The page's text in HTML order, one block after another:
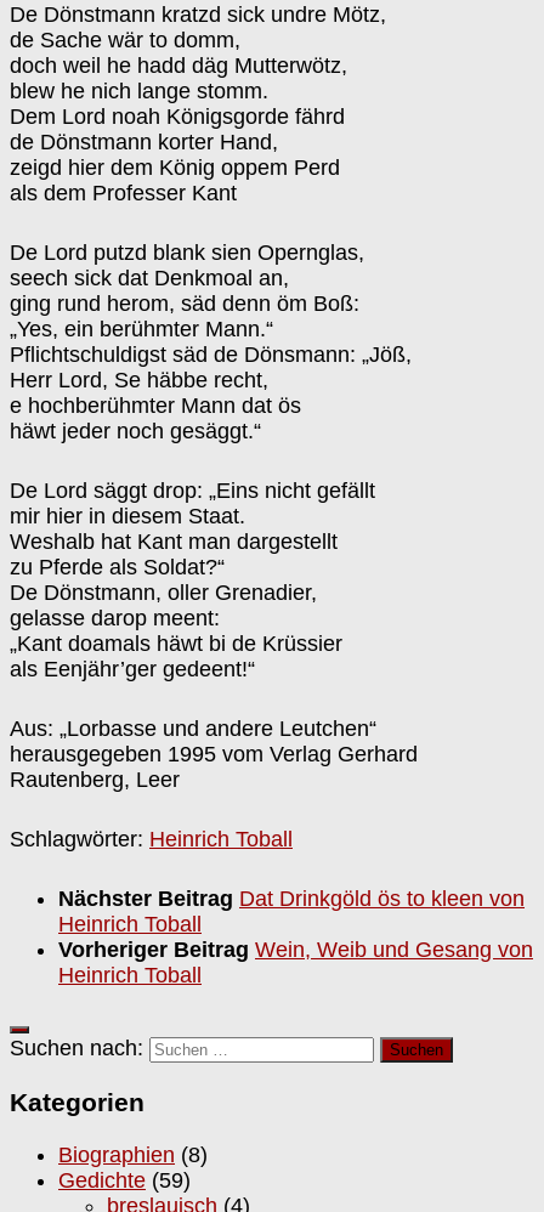
De Dönstmann kratzd sick undre Mötz,
de Sache wär to domm,
doch weil he hadd däg Mutterwötz,
blew he nich lange stomm.
Dem Lord noah Königsgorde fährd
de Dönstmann korter Hand,
zeigd hier dem König oppem Perd
als dem Professer Kant
De Lord putzd blank sien Opernglas,
seech sick dat Denkmoal an,
ging rund herom, säd denn öm Boß:
„Yes, ein berühmter Mann.“
Pflichtschuldigst säd de Dönsmann: „Jöß,
Herr Lord, Se häbbe recht,
e hochberühmter Mann dat ös
häwt jeder noch gesäggt.“
De Lord säggt drop: „Eins nicht gefällt
mir hier in diesem Staat.
Weshalb hat Kant man dargestellt
zu Pferde als Soldat?“
De Dönstmann, oller Grenadier,
gelasse darop meent:
„Kant doamals häwt bi de Krüssier
als Eenjähr’ger gedeent!“
Aus: „Lorbasse und andere Leutchen“
herausgegeben 1995 vom Verlag Gerhard
Rautenberg, Leer
Schlagwörter: Heinrich Toball
Nächster Beitrag Dat Drinkgöld ös to kleen von
Heinrich Toball
Vorheriger Beitrag Wein, Weib und Gesang von
Heinrich Toball
Suchen nach:
Kategorien
Biographien (8)
Gedichte (59)
breslauisch (4)